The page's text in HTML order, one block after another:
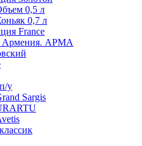
0,5 л
0,7 л
France
Армения. АРМА
у
Sargis